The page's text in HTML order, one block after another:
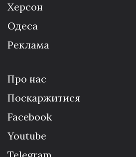
Херсон
Одеса
Реклама
Про нас
Поскаржитися
Facebook
Youtube